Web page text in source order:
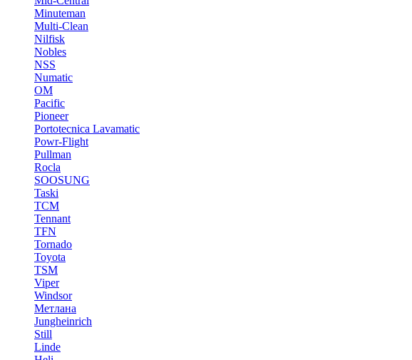
Minuteman
Multi-Clean
Nilfisk
Nobles
NSS
Numatic
OM
Pacific
Pioneer
Portotecnica Lavamatic
Powr-Flight
Pullman
Rocla
SOOSUNG
Taski
TCM
Tennant
TFN
Tornado
Toyota
TSM
Viper
Windsor
Метлана
Jungheinrich
Still
Linde